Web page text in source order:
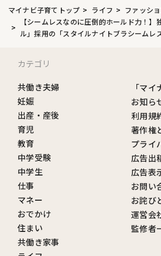
マイナビ子育てトップ ライフ
ファッシ
【シームレスなのに圧倒的ホールド力！
ル」採用の「スタイルナイトブラシームレ
カテゴリ
共働き夫婦
妊娠
出産・産後
育児
教育
中学受験
中学生
仕事
マネー
おでかけ
住まい
共働き家事
「マ
お知ら
利用規
著作権
プライ
広告出
広告表
お問い
お詫び
運営会
監修者